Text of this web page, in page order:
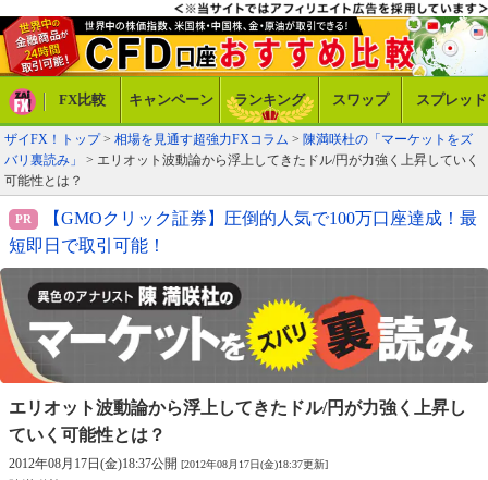
FX比較 キャンペーン ランキング スワップ スプレッド
ザイFX！トップ> 相場を見通す超強力FXコラム > 陳満咲杜の「マーケットをズ
バリ裏読み」
> エリオット波動論から浮上してきたドル/円が力強く上昇していく
可能性とは？
【GMOクリック証券】圧倒的人気で100万口座達成！最
短即日で取引可能！
エリオット波動論から浮上してきた ドル/円が力強く上昇し
ていく可能性とは？
2012年08月17日(金)18:37公開 [2012年08月17日(金)18:37更新]